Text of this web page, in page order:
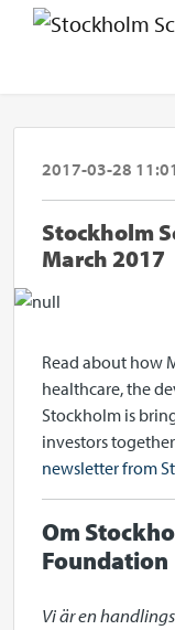
2017-03-28 11:01
Stockholm
March 2017
Read about how
healthcare, the
Stockholm is
investors
newsletter from
Om
Foundation
Vi är en